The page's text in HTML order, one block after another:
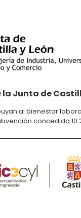
Junta de
al bienestar
concedida